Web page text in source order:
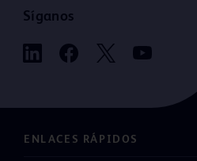
Síganos
ENLACES RÁPIDOS